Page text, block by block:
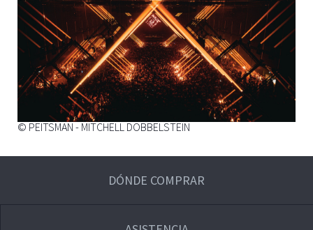
© PEITSMAN - MITCHELL DOBBELSTEIN
DÓNDE COMPRAR